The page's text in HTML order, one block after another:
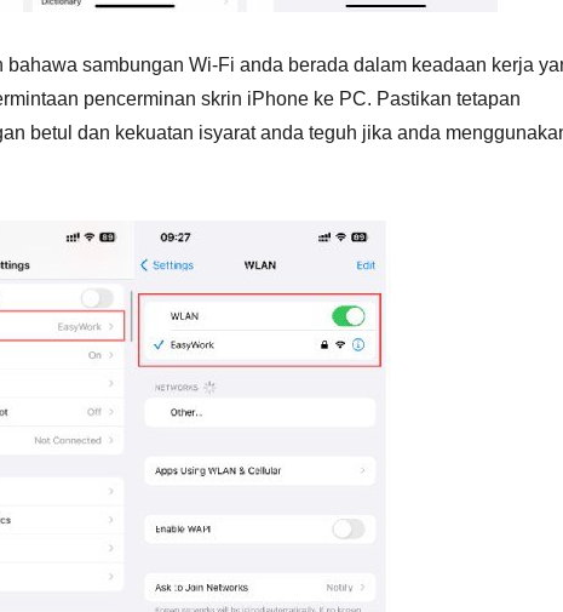
bahawa sambungan Wi-Fi anda berada dalam keadaan kerja
pencerminan skrin iPhone ke PC. Pastikan tetapan
betul dan kekuatan isyarat anda teguh jika anda